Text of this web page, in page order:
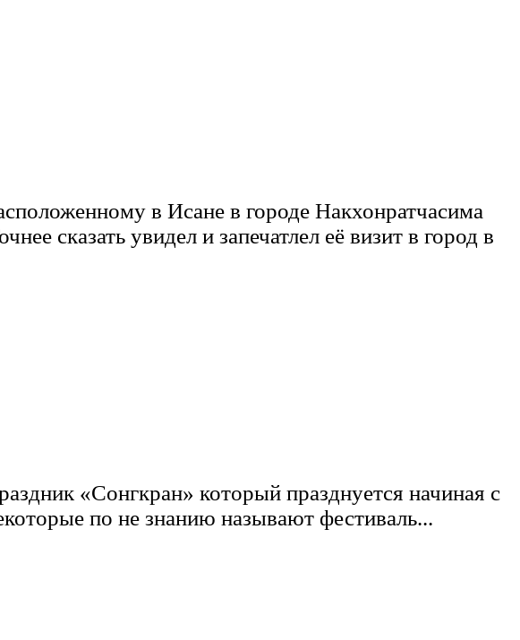
в Исане в городе Накхонратчасима
сказать увидел и запечатлел её визит в город в
«Сонгкран» который празднуется начиная с
по не знанию называют фестиваль...